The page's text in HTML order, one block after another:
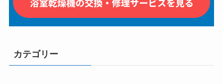
カテゴリー